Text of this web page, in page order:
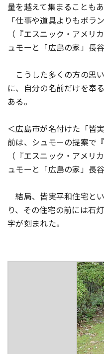
量を越えて集まることも
「仕事や道具よりもボラ
（『エスニック・アメリ
ュモーと「広島の家」長谷
こうした多くの方の思
に、自分の名前だけを奉
ある。
＜広島市が名付けた「皆
前は、シュモーの提案で
（『エスニック・アメリ
ュモーと「広島の家」長谷
結局、皆実平和住宅と
り、その住宅の前には石
字が刻まれた。